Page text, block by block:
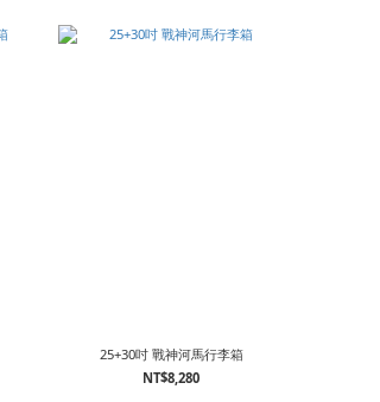
25+30吋 戰神河馬行李箱
NT$8,280